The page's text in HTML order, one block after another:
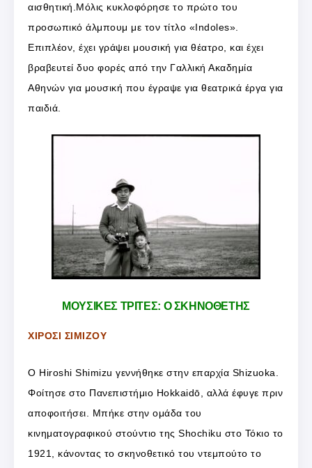
αισθητική. Μόλις κυκλοφόρησε το πρώτο του
προσωπικό άλμπουμ με τον τίτλο «Indoles».
Επιπλέον, έχει γράψει μουσική για θέατρο, και έχει
βραβευτεί δυο φορές από την Γαλλική Ακαδημία
Αθηνών για μουσική που έγραψε για θεατρικά έργα για
παιδιά.
ΜΟΥΣΙΚΕΣ ΤΡΙΤΕΣ: Ο ΣΚΗΝΟΘΕΤΗΣ
ΧΙΡΟΣΙ ΣΙΜΙΖΟΥ
Ο Hiroshi Shimizu γεννήθηκε στην επαρχία Shizuoka.
Φοίτησε στο Πανεπιστήμιο Hokkaidō, αλλά έφυγε πριν
αποφοιτήσει. Μπήκε στην ομάδα του
κινηματογραφικού στούντιο της Shochiku στο Τόκιο το
1921, κάνοντας το σκηνοθετικό του ντεμπούτο το